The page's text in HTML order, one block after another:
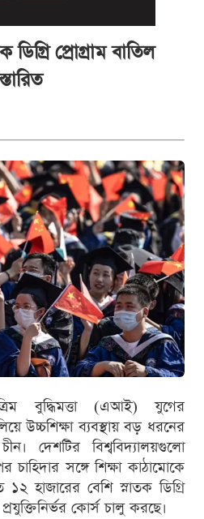
প্রোগ্রাম বাতিল
বুদ্ধিমত্তা (এআই) যুগের
উচ্চশিক্ষা ব্যবস্থায় বড় ধরনের
দেশটির বিশ্ববিদ্যালয়গুলো
চাহিদার সঙ্গে শিক্ষা কাঠামোকে
হাজারের বেশি স্নাতক ডিগ্রি
কোর্স চালু করছে।